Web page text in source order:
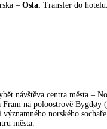
– Osla. Transfer do
návštěva centra města –
Fram na poloostrově
norského
města.